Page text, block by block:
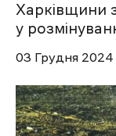
Харківщини
у
03 Грудня 2024